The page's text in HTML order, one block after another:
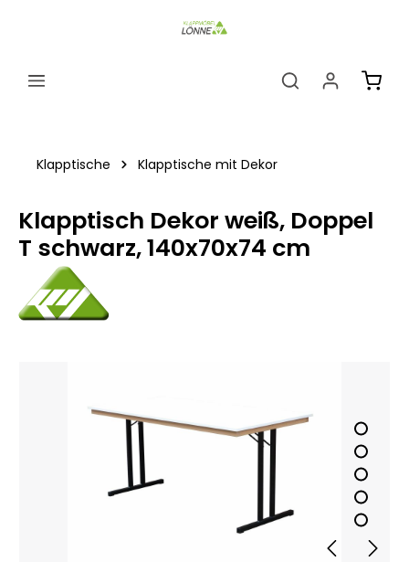
Klapptische Klapptische mit Dekor
Klapptisch Dekor weiß, Doppel
T schwarz, 140x70x74 cm